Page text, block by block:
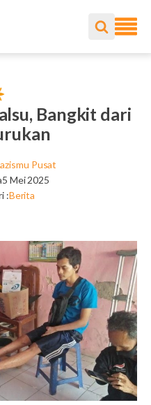
Bangkit dari
Pusat
5 Mei 2025
:Berita